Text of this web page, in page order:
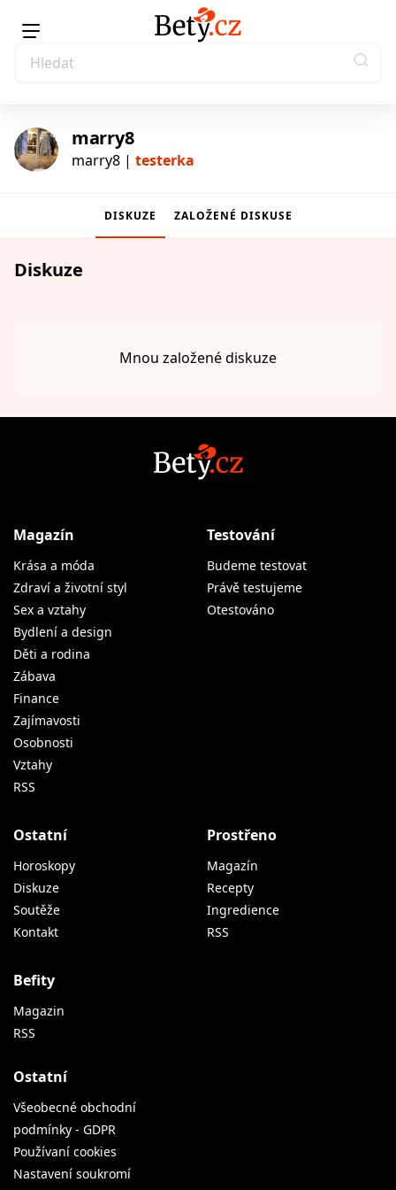
marry8
marry8 | testerka
DISKUZE ZALOŽENÉ DISKUSE
Diskuze
Mnou založené diskuze
Magazín
Krása a móda
Zdraví a životní styl
Sex a vztahy
Bydlení a design
Děti a rodina
Zábava
Finance
Zajímavosti
Osobnosti
Vztahy
RSS
Testování
Budeme testovat
Právě testujeme
Otestováno
Ostatní
Horoskopy
Diskuze
Soutěže
Kontakt
Prostřeno
Magazín
Recepty
Ingredience
RSS
Befity
Magazin
RSS
Ostatní
Všeobecné obchodní
podmínky - GDPR
Používaní cookies
Nastavení soukromí